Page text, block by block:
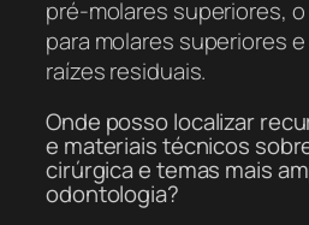
pré-molares superiores, o
para molares superiores
raízes residuais.
Onde posso localizar
e materiais técnicos
cirúrgica e temas mais
odontologia?